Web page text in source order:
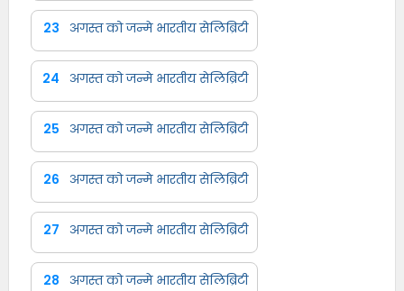
23 अगस्त को जन्मे भारतीय सेलिब्रिटी
24 अगस्त को जन्मे भारतीय सेलिब्रिटी
25 अगस्त को जन्मे भारतीय सेलिब्रिटी
26 अगस्त को जन्मे भारतीय सेलिब्रिटी
27 अगस्त को जन्मे भारतीय सेलिब्रिटी
28 अगस्त को जन्मे भारतीय सेलिब्रिटी